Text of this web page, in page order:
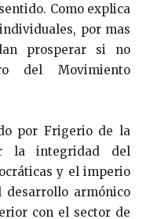
Como explica
por mas
prosperar si no
del Movimiento
por Frigerio de la
la integridad del
y el imperio
armónico
con el sector de